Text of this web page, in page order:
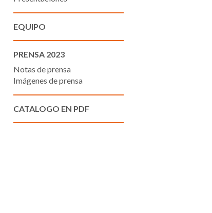
EQUIPO
PRENSA 2023
Notas de prensa
Imágenes de prensa
CATALOGO EN PDF